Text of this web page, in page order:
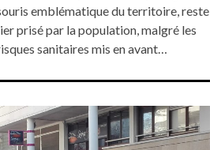
emblématique du territoire, reste
prisé par la population, malgré les
sanitaires mis en avant…